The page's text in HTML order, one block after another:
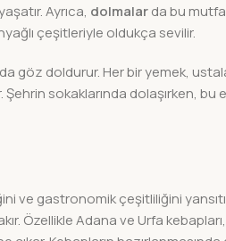
Ayrıca, dolmalarda bu
çeşitleriyle oldukça sevilir.
göz doldurur. Her bir yemek,
sokaklarında dolaşırken, bu
ve gastronomik çeşitliliğini
Özellikle Adana ve Urfa